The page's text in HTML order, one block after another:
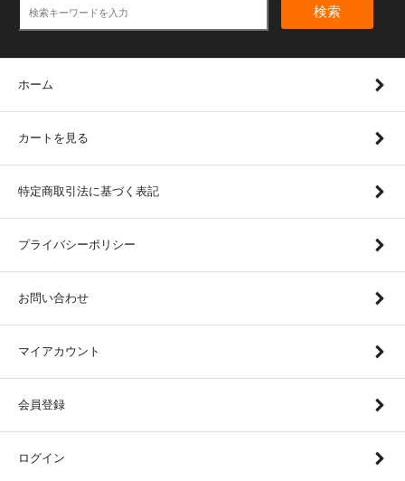
検索
ホーム
カートを見る
特定商取引法に基づく表記
プライバシーポリシー
お問い合わせ
マイアカウント
会員登録
ログイン